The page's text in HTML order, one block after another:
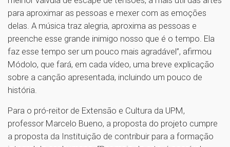
para aproximar as pessoas e mexer com as emoções
delas. A música traz alegria, aproxima as pessoas e
preenche esse grande inimigo nosso que é o tempo. Ela
faz esse tempo ser um pouco mais agradável”, afirmou
Módolo, que fará, em cada vídeo, uma breve explicação
sobre a canção apresentada, incluindo um pouco de
história.
Para o pró-reitor de Extensão e Cultura da UPM,
professor Marcelo Bueno, a proposta do projeto cumpre
a proposta da Instituição de contribuir para a formação